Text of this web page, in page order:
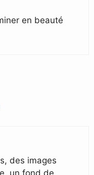
en beauté
des images
un fond de